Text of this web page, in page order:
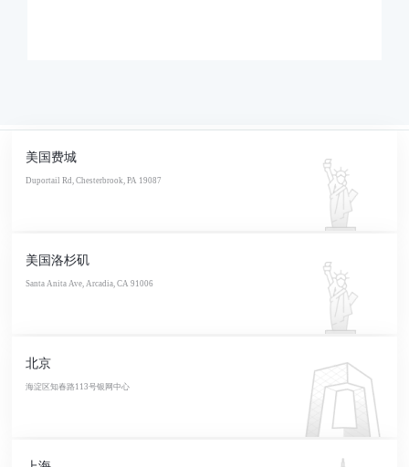
美国费城
Duportail Rd, Chesterbrook, PA 19087
美国洛杉矶
Santa Anita Ave, Arcadia, CA 91006
北京
海淀区知春路113号银网中心